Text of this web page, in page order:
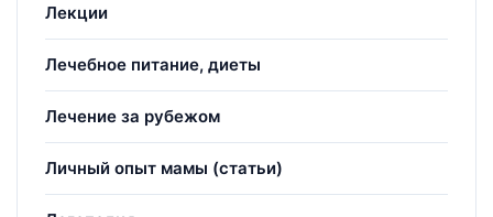
Лекции
Лечебное питание, диеты
Лечение за рубежом
Личный опыт мамы (статьи)